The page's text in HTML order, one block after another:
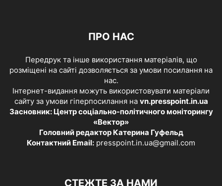
ПРО НАС
Передрук та інше використання матеріалів, що
розміщені на сайті дозволяється за умови посилання на
нас.
Інтернет-видання можуть використовувати матеріали
сайту за умови гіперпосилання на vn.presspoint.in.ua
Засновник: Центр соціально-політичного моніторингу
«Вектор»
Головний редактор Катерина Гуфельд
Контактний Email: presspoint.in.ua@gmail.com
СТЕЖТЕ ЗА НАМИ